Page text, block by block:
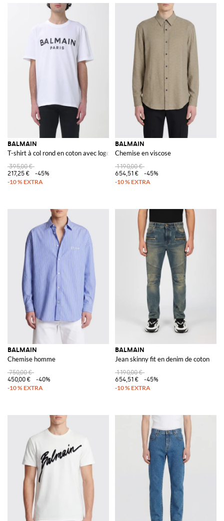
BALMAIN
T-shirt à col rond en coton avec logo
395,00 €
217,25 €
-45%
BALMAIN
Chemise en viscose
1 190,00 €
654,51 €
-45%
BALMAIN
Chemise homme
750,00 €
450,00 €
-40%
BALMAIN
Jean skinny fit en denim de coton
1 190,00 €
654,51 €
-45%